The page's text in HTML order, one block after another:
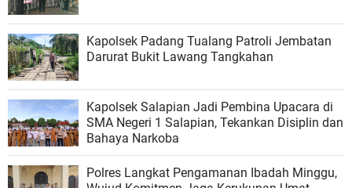
Kapolsek Padang Tualang Patroli Jembatan
Darurat Bukit Lawang Tangkahan
Kapolsek Salapian Jadi Pembina Upacara di
SMA Negeri 1 Salapian, Tekankan Disiplin dan
Bahaya Narkoba
Polres Langkat Pengamanan Ibadah Minggu,